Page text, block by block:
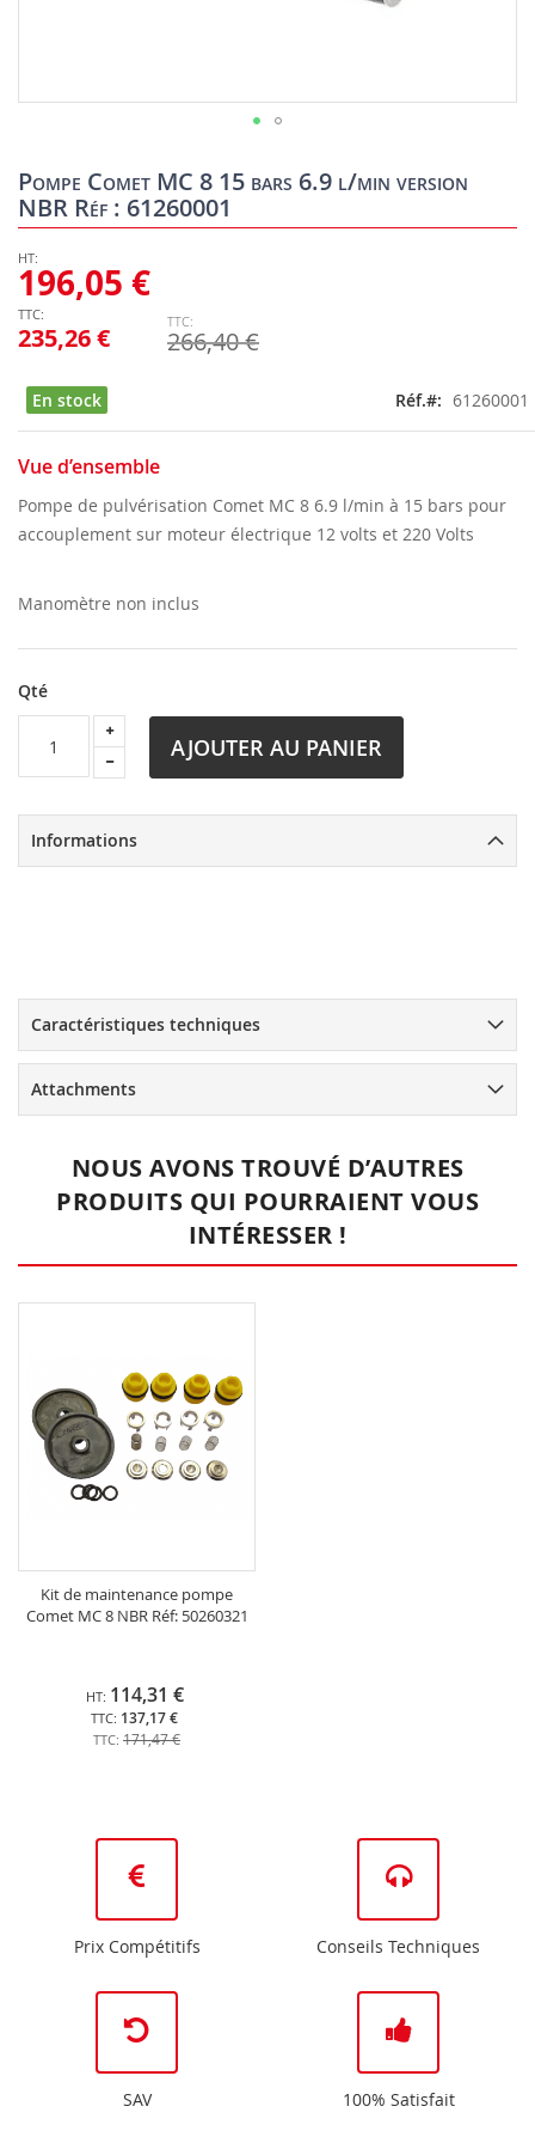
Pompe Comet MC 8 15 bars 6.9 l/min version
NBR Réf : 61260001
235,26 €
196,05 €
266,40 €
En stock Réf. 61260001
Vue d’ensemble
Pompe de pulvérisation Comet MC 8 6.9 l/min à 15 bars pour
accouplement sur moteur électrique 12 volts et 220 Volts
Manomètre non inclus
Qté
AJOUTER AU PANIER
to
the
beginning
the
images
gallery
Informations
Caractéristiques techniques
Attachments
NOUS AVONS TROUVÉ D’AUTRES
PRODUITS QUI POURRAIENT VOUS
INTÉRESSER !
Kit de maintenance pompe
Comet MC 8 NBR Réf: 50260321
137,17 €
114,31 €
171,47 €
Prix Compétitifs Conseils Techniques
SAV 100% Satisfait